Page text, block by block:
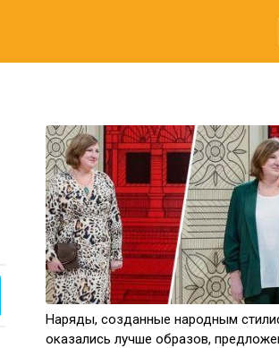
Наряды, созданные народным
оказались лучше образов,